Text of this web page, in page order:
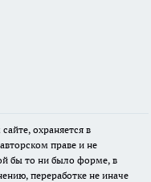
охраняется в
праве и не
бы то ни было форме, в
переработке не иначе